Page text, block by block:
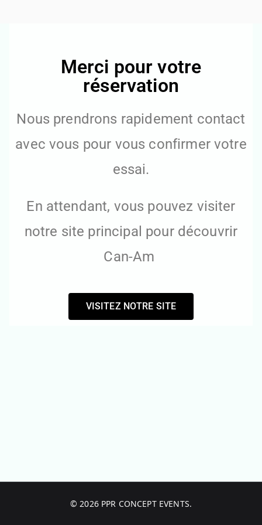
EVENTSMerci pour votre
réservation
Nous prendrons rapidement contact
avec vous pour vous confirmer votre
essai.
En attendant, vous pouvez visiter
notre site principal pour découvrir
Can-Am
VISITEZ NOTRE SITE
© 2026 PPR CONCEPT EVENTS.